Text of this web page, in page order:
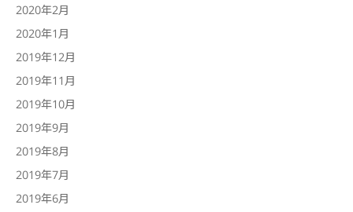
2020年2月
2020年1月
2019年12月
2019年11月
2019年10月
2019年9月
2019年8月
2019年7月
2019年6月